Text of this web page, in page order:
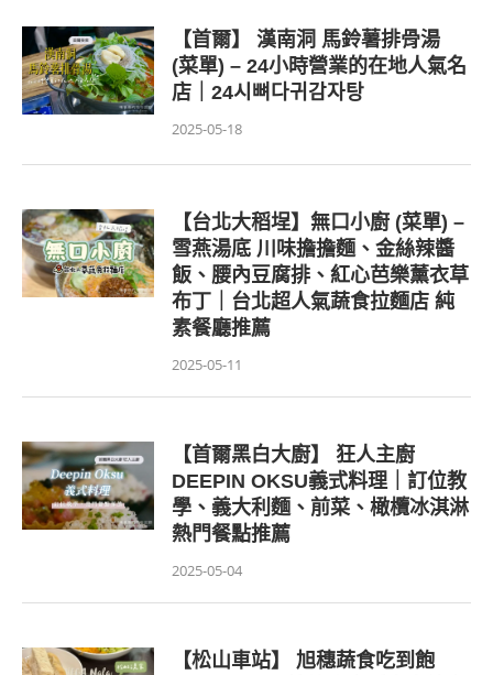
【首爾】 漢南洞 馬鈴薯排骨湯
(菜單) – 24小時營業的在地人氣名
店｜24시뼈다귀감자탕
2025-05-18
【台北大稻埕】無口小廚 (菜單) –
雪燕湯底 川味擔擔麵、金絲辣醬
飯、腰內豆腐排、紅心芭樂薰衣草
布丁｜台北超人氣蔬食拉麵店 純
素餐廳推薦
2025-05-11
【首爾黑白大廚】 狂人主廚
DEEPIN OKSU義式料理｜訂位教
學、義大利麵、前菜、橄欖冰淇淋
熱門餐點推薦
2025-05-04
【松山車站】 旭穗蔬食吃到飽